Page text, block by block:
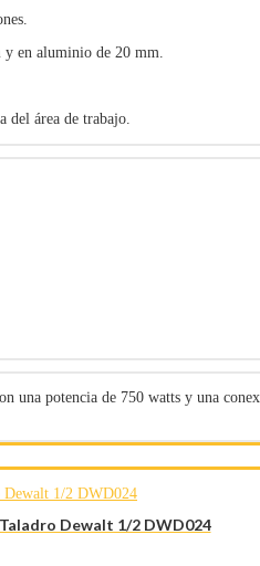
y en aluminio de 20 mm.
del área de trabajo.
una potencia de 750 watts y una
Taladro Dewalt 1/2 DWD024